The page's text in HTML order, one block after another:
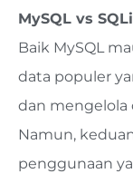
MySQL vs
Baik MySQL
data populer
dan mengelola
Namun,
penggunaan